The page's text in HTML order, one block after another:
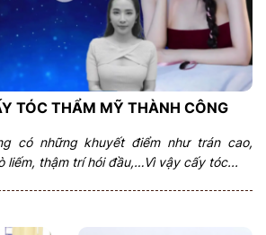
TÓC THẨM MỸ THÀNH CÔNG
có những khuyết điểm như trán cao,
liếm, thậm trí hói đầu,…Vì vậy cấy tóc...